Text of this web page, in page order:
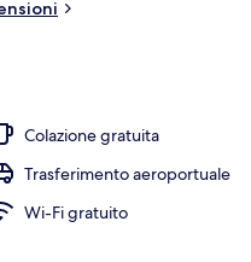
Colazione gratuita
Trasferimento aeroportuale
Wi-Fi gratuito